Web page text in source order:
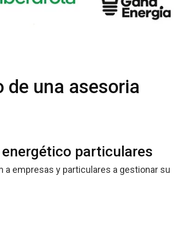
de una asesoria
particulares
empresas y particulares a gestionar su